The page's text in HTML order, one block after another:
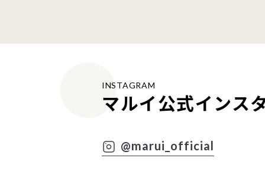
INSTAGRAM
マルイ公式インス
@marui_official